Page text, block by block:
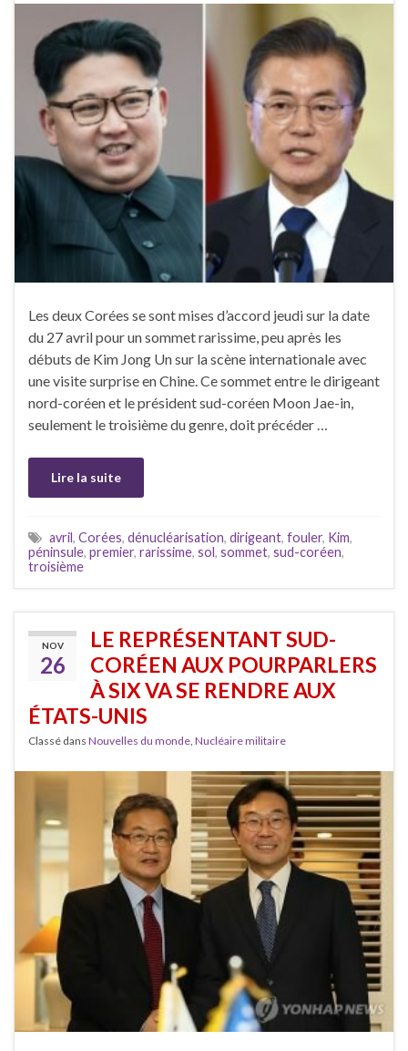
Les deux Corées se sont mises d’accord jeudi sur la date
du 27 avril pour un sommet rarissime, peu après les
débuts de Kim Jong Un sur la scène internationale avec
une visite surprise en Chine. Ce sommet entre le dirigeant
nord-coréen et le président sud-coréen Moon Jae-in,
seulement le troisième du genre, doit précéder …
Lire la suite
avril, Corées, dénucléarisation, dirigeant, fouler, Kim,
péninsule, premier, rarissime, sol, sommet, sud-coréen,
troisième
NOV
26
LE REPRÉSENTANT SUD-
CORÉEN AUX POURPARLERS
À SIX VA SE RENDRE AUX
ÉTATS-UNIS
Classé dans Nouvelles du monde, Nucléaire militaire